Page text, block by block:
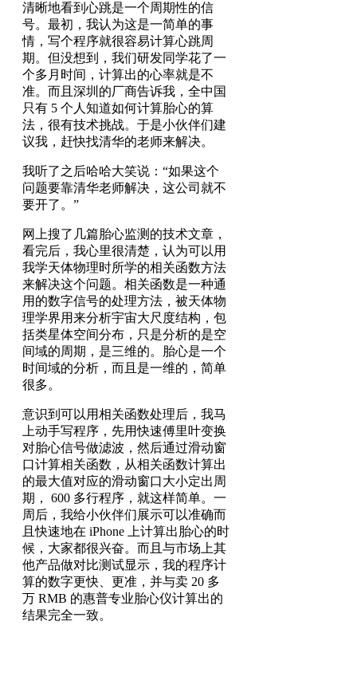
清晰地看到心跳是一个周期性的信
号。最初，我认为这是一简单的事
情，写个程序就很容易计算心跳周
期。但没想到，我们研发同学花了一
个多月时间，计算出的心率就是不
准。而且深圳的厂商告诉我，全中国
只有 5 个人知道如何计算胎心的算
法，很有技术挑战。于是小伙伴们建
议我，赶快找清华的老师来解决。
我听了之后哈哈大笑说：“如果这个
问题要靠清华老师解决，这公司就不
要开了。”
网上搜了几篇胎心监测的技术文章，
看完后，我心里很清楚，认为可以用
我学天体物理时所学的相关函数方法
来解决这个问题。相关函数是一种通
用的数字信号的处理方法，被天体物
理学界用来分析宇宙大尺度结构，包
括类星体空间分布，只是分析的是空
间域的周期，是三维的。胎心是一个
时间域的分析，而且是一维的，简单
很多。
意识到可以用相关函数处理后，我马
上动手写程序，先用快速傅里叶变换
对胎心信号做滤波，然后通过滑动窗
口计算相关函数，从相关函数计算出
的最大值对应的滑动窗口大小定出周
期， 600 多行程序，就这样简单。一
周后，我给小伙伴们展示可以准确而
且快速地在 iPhone 上计算出胎心的时
候，大家都很兴奋。而且与市场上其
他产品做对比测试显示，我的程序计
算的数字更快、更准，并与卖 20 多
万 RMB 的惠普专业胎心仪计算出的
结果完全一致。